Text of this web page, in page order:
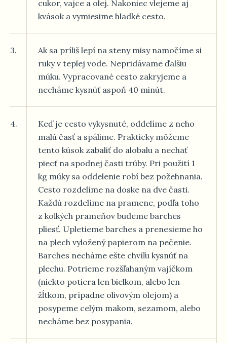
cukor, vajce a olej. Nakoniec vlejeme aj
kvások a vymiesime hladké cesto.
3.
Ak sa príliš lepí na steny misy namočíme si
ruky v teplej vode. Nepridávame ďalšiu
múku. Vypracované cesto zakryjeme a
necháme kysnúť aspoň 40 minút.
4.
Keď je cesto vykysnuté, oddelíme z neho
malú časť a spálime. Prakticky môžeme
tento kúsok zabaliť do alobalu a nechať
piecť na spodnej časti trúby. Pri použití 1
kg múky sa oddelenie robí bez požehnania.
Cesto rozdelíme na doske na dve časti.
Každú rozdelíme na pramene, podľa toho
z koľkých prameňov budeme barches
pliesť. Upletieme barches a prenesieme ho
na plech vyložený papierom na pečenie.
Barches necháme ešte chvíľu kysnúť na
plechu. Potrieme rozšľahaným vajíčkom
(niekto potiera len bielkom, alebo len
žĺtkom, prípadne olivovým olejom) a
posypeme celým makom, sezamom, alebo
necháme bez posypania.